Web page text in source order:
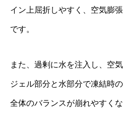
イン上屈折しやすく、空気膨
です。
また、過剰に水を注入し、空
ジェル部分と水部分で凍結時
全体のバランスが崩れやすく